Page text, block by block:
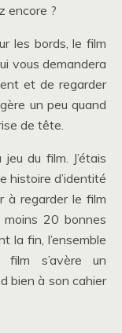
encore ?
les bords, le film
vous demandera
et de regarder
un peu quand
de tête.
du film. J’étais
histoire d’identité
à regarder le film
20 bonnes
la fin, l’ensemble
s’avère un
bien à son cahier